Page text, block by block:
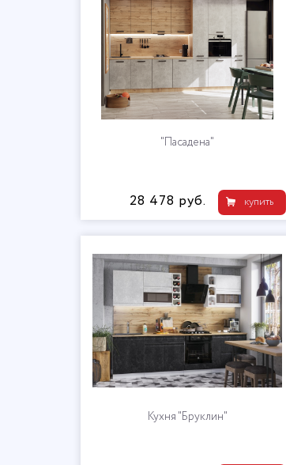
"Пасадена"
купить
28 478 руб.
Кухня "Бруклин"